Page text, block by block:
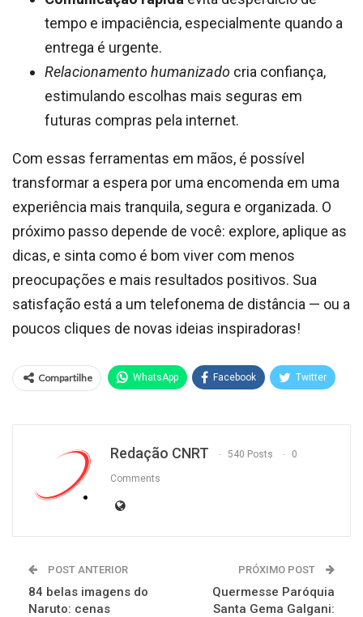
tempo e impaciência, especialmente quando a
entrega é urgente.
Relacionamento humanizado cria confiança,
estimulando escolhas mais seguras em
futuras compras pela internet.
Com essas ferramentas em mãos, é possível
transformar a espera por uma encomenda em uma
experiência mais tranquila, segura e organizada. O
próximo passo depende de você: explore, aplique as
dicas, e sinta como é bom viver com menos
preocupações e mais resultados positivos. Sua
satisfação está a um telefonema de distância — ou a
poucos cliques de novas ideias inspiradoras!
Compartilhe WhatsApp Facebook Twitter
Redação CNRT 540 Posts 0
Comments
POST ANTERIOR
84 belas imagens do
Naruto: cenas
PRÓXIMO POST
Quermesse Paróquia
Santa Gema Galgani: